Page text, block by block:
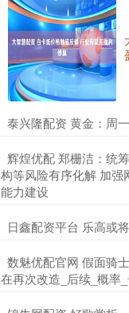
泰兴隆配资 黄金：周
辉煌优配 郑栅洁：统
构等风险有序化解 加强
能力建设
日鑫配资平台 乐高或
数魅优配官网 假面骑
在再次改造_后续_概率